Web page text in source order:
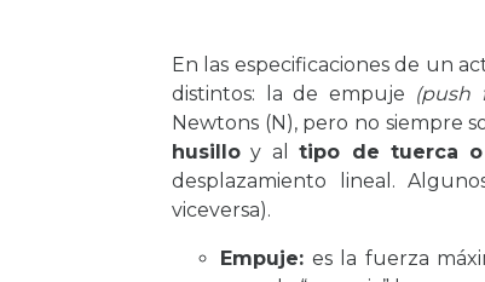
En las especificaciones de un
distintos: la de empuje (push
Newtons (N), pero no siempre
husillo y altipo de tuerca o
desplazamiento lineal.
viceversa).
Empuje: es la fuerza